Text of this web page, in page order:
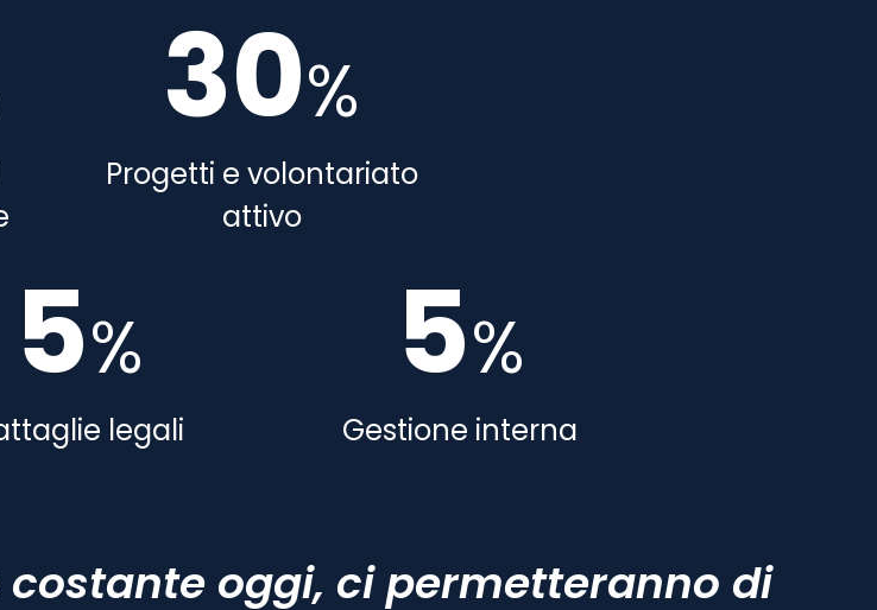
30%
Progetti e volontariato
attivo
5%
legali
5%
Gestione interna
costante oggi, ci permetteranno di